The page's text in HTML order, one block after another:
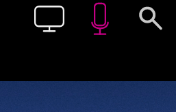
Pòdcast